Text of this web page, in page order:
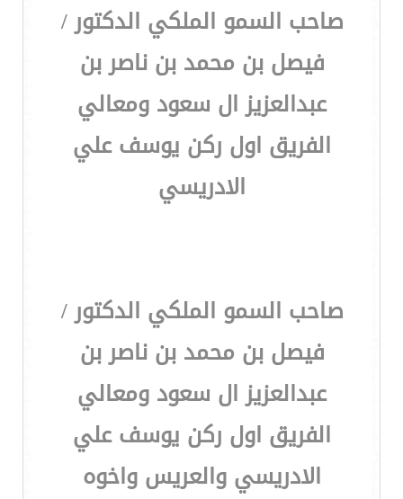
صاحب السمو الملكي الدكتور /
فيصل بن محمد بن ناصر بن
عبدالعزيز ال سعود ومعالي
الفريق اول ركن يوسف علي
الادريسي
صاحب السمو الملكي الدكتور /
فيصل بن محمد بن ناصر بن
عبدالعزيز ال سعود ومعالي
الفريق اول ركن يوسف علي
الادريسي والعريس واخوه